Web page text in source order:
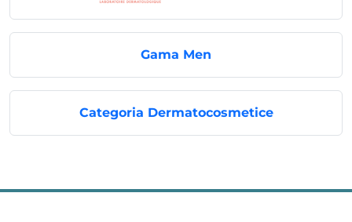
Gama Men
Categoria Dermatocosmetice